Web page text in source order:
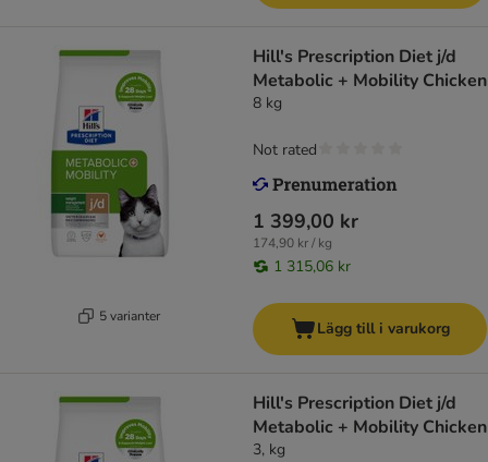
5 varianter
Hill's Prescription Diet j/d
Metabolic + Mobility Chicken
8 kg
1 399,00 kr
174,90 kr / kg
1 315,06 kr
Not rated
Lägg till i varukorg
Hill's Prescription Diet j/d
Metabolic + Mobility Chicken
3, kg